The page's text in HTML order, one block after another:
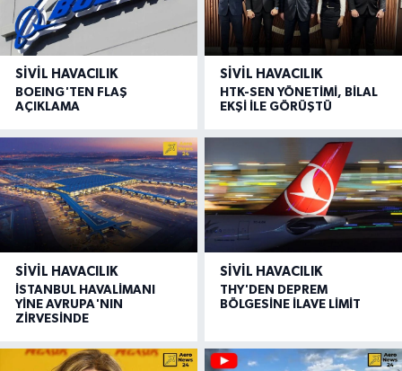
SIVIL HAVACILIK
BOEING'TEN FLAŞ
AÇIKLAMA
SIVIL HAVACILIK
HTK-SEN YÖNETİMİ, BİLAL
EKŞİ İLE GÖRÜŞTÜ
SIVIL HAVACILIK
İSTANBUL HAVALİMANI
YİNE AVRUPA'NIN
ZİRVESİNDE
SIVIL HAVACILIK
THY'DEN DEPREM
BÖLGESİNE İLAVE LİMİT